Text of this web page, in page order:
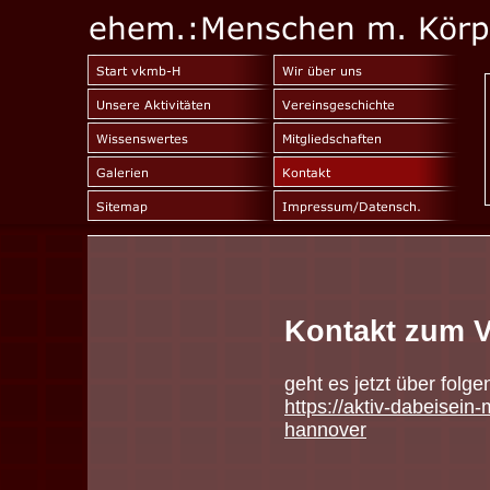
Kontakt zum
geht es jetzt über
https://aktiv-
hannover